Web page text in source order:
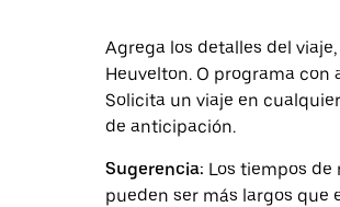
Agrega los detalles del
Heuvelton. O programa con
Solicita un viaje en
de anticipación.
Sugerencia: Los tiempos de
pueden ser más largos que